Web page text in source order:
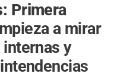
Primera
a mirar
y